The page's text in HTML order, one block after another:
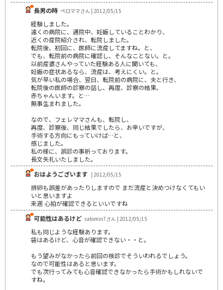
長男の時 ペロママさん | 2012/05/15
経験しました。
遠くの病院に、通院中、妊娠していることわかり、
近くの産院紹介され、転院しました。
転院後、初回に、医師に流産してますね。と、
でも、転院前の病院に確認し、そんなことない。と。
以前産婆さんやっていた経験ある人に聞いても、
妊娠の症状あるなら、流産は、考えにくい。と。
気が早い私の場合、翌日、転院前の病院に、夫と行き、
転院後の医師の診察の話し、再度、診察の結果、
赤ちゃんいます。と…
無事生まれました。
なので、フェレママさんも、転院し、
再度、診察後、同じ結果でしたら、お辛いですが、
手術する方向にもっていけば…と、
感じました。
私の様に、誤診の事祈っております。
長文失礼いたしました。
おはようございます | 2012/05/15
排卵も誤差があったりしますので まだ流産と決めつけなくてもい
いと思いますよ
来週 心拍が確認できるといいですね
可能性はあるけど satomin7さん | 2012/05/15
私も同じような経験あります。
袋はあるけど、心音が確認できない・・と。
もう望みがなかったら前回の検診でそういわれるでしょう。
なので可能性はあると思います。
でも次行ってみても心音確認できなかったら手術かもしれないで
すね。